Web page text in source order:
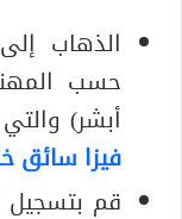
الذهاب
حسب
أبشر)
فيزا سائق
قم بتسجيل